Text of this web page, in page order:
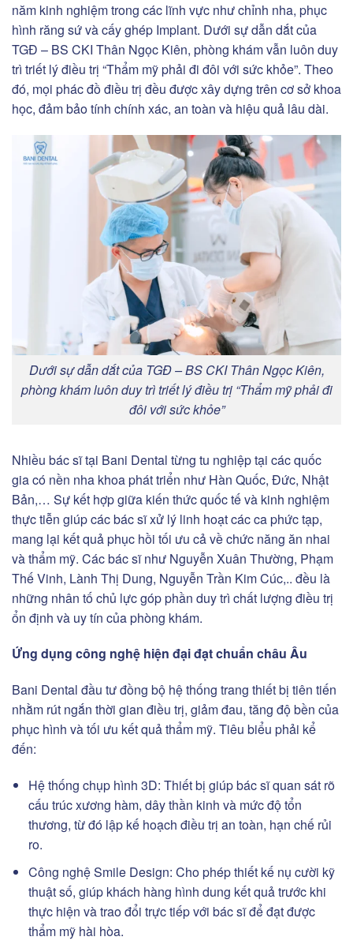
năm kinh nghiệm trong các lĩnh vực như chỉnh nha, phục
hình răng sứ và cấy ghép Implant. Dưới sự dẫn dắt của
TGĐ – BS CKI Thân Ngọc Kiên, phòng khám vẫn luôn duy
trì triết lý điều trị “Thẩm mỹ phải đi đôi với sức khỏe”. Theo
đó, mọi phác đồ điều trị đều được xây dựng trên cơ sở khoa
học, đảm bảo tính chính xác, an toàn và hiệu quả lâu dài.
Dưới sự dẫn dắt của TGĐ – BS CKI Thân Ngọc Kiên,
phòng khám luôn duy trì triết lý điều trị “Thẩm mỹ phải đi
đôi với sức khỏe”
Nhiều bác sĩ tại Bani Dental từng tu nghiệp tại các quốc
gia có nền nha khoa phát triển như Hàn Quốc, Đức, Nhật
Bản,… Sự kết hợp giữa kiến thức quốc tế và kinh nghiệm
thực tiễn giúp các bác sĩ xử lý linh hoạt các ca phức tạp,
mang lại kết quả phục hồi tối ưu cả về chức năng ăn nhai
và thẩm mỹ. Các bác sĩ như Nguyễn Xuân Thường, Phạm
Thế Vinh, Lành Thị Dung, Nguyễn Trần Kim Cúc,.. đều là
những nhân tố chủ lực góp phần duy trì chất lượng điều trị
ổn định và uy tín của phòng khám.
Ứng dụng công nghệ hiện đại đạt chuẩn châu Âu
Bani Dental đầu tư đồng bộ hệ thống trang thiết bị tiên tiến
nhằm rút ngắn thời gian điều trị, giảm đau, tăng độ bền của
phục hình và tối ưu kết quả thẩm mỹ. Tiêu biểu phải kể
đến:
Hệ thống chụp hình 3D: Thiết bị giúp bác sĩ quan sát rõ
cấu trúc xương hàm, dây thần kinh và mức độ tổn
thương, từ đó lập kế hoạch điều trị an toàn, hạn chế rủi
ro.
Công nghệ Smile Design: Cho phép thiết kế nụ cười kỹ
thuật số, giúp khách hàng hình dung kết quả trước khi
thực hiện và trao đổi trực tiếp với bác sĩ để đạt được
thẩm mỹ hài hòa.